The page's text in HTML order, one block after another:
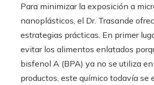
Para minimizar la exposición a
nanoplásticos, el Dr. Trasande
estrategias prácticas. En primer
evitar los alimentos enlatados
bisfenol A (BPA) ya no se utiliza
productos, este químico todavía se